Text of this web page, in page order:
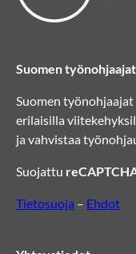
Suomen
Suomen työnohjaajat
erilaisilla
ja vahvistaa
Suojattu
Tietosuoja – Ehdot